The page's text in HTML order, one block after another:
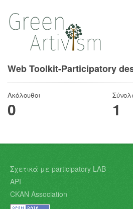
Web Toolkit-Participatory
Ακόλουθοι
0 1
Σχετικά με participatory LAB
API
CKAN Association